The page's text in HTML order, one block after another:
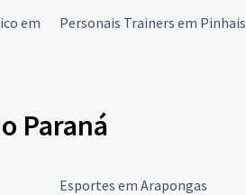
em
Personais Trainers em Pinhais
Paraná
Esportes em Arapongas